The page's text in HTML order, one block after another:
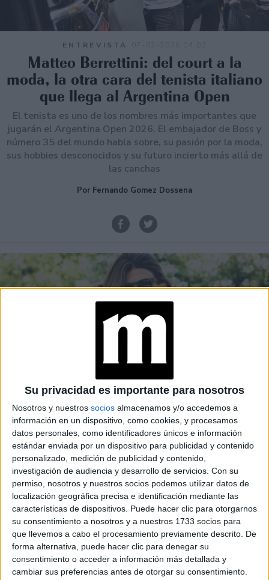
Su privacidad es importante para nosotros
Nosotros y nuestros socios almacenamos y/o accedemos a
información en un dispositivo, como cookies, y procesamos
datos personales, como identificadores únicos e información
estándar enviada por un dispositivo para publicidad y contenido
personalizado, medición de publicidad y contenido,
investigación de audiencia y desarrollo de servicios. Con su
permiso, nosotros y nuestros socios podemos utilizar datos de
localización geográfica precisa e identificación mediante las
características de dispositivos. Puede hacer clic para otorgarnos
su consentimiento a nosotros y a nuestros 1733 socios para
que llevemos a cabo el procesamiento previamente descrito. De
forma alternativa, puede hacer clic para denegar su
consentimiento o acceder a información más detallada y
cambiar sus preferencias antes de otorgar su consentimiento.
ENTREVISTA
Matteo Berrettini: del court a la
moda, la otra cara del tenista italiano
que llega al Argentina Open
El tenista es uno de los nombres más importantes que
jugarán el Argentina Open 2026. El embajador de Boss y
número 35 del mundo habla sobre, su pasión por la moda,
sus hobbies desconocidos y su futuro incierto más allá de
las canchas
Por Fernando Gomez Dossena
MODA03-11-2025 07:02
Juliana Awada en modo sport chic:
su look de tenis que confirma la
tendencia del blanco total
La empresaria compartió una imagen disfrutando un
partido de tenis con amigas y volvió a demostrar su sello
personal: elegancia natural, minimalismo y comodidad
incluso en clave deportiva.